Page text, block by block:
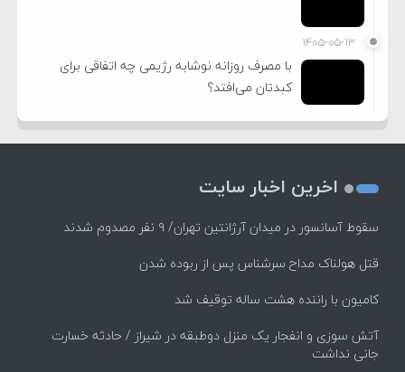
۱۴۰۵-۰۵-۱۳
با مصرف روزانه نوشابه رژیمی چه اتفاقی برای
کبدتان می‌افتد؟
اخرین اخبار سایت
سقوط آسانسور در میدان آرژانتین تهران/ ۹ نفر مصدوم شدند
قتل هولناک مداح سرشناس پس از ربوده شدن
کامیون با راننده هشت ساله توقیف شد
آتش سوزی و انفجار یک منزل دوطبقه در شیراز / حادثه خسارت
جانی نداشت